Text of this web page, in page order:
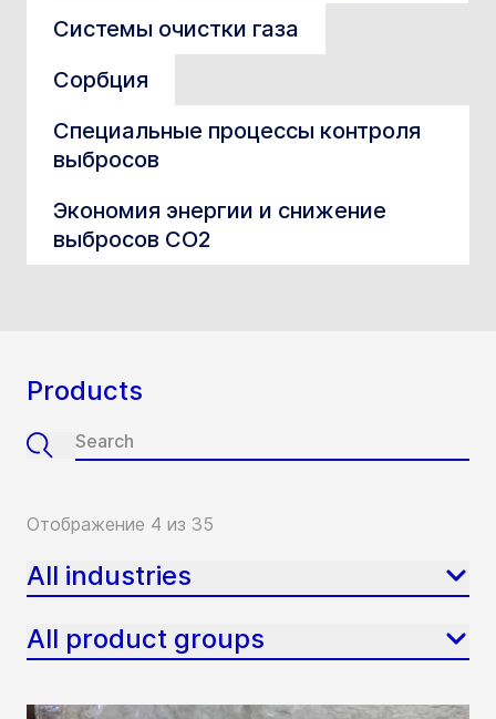
Системы очистки газа
Сорбция
Специальные процессы контроля
выбросов
Экономия энергии и снижение
выбросов СО2
Products
Отображение 4 из 35
All industries
All product groups